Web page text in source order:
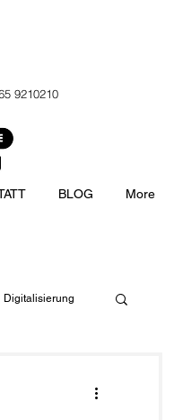
9210210
Digitalisierung
BLOG More